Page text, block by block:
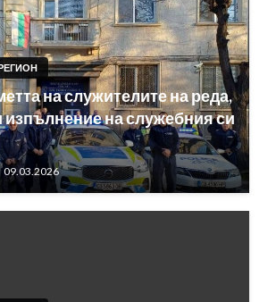
на служителите на реда,
изпълнение на служебния си
09.03.2026